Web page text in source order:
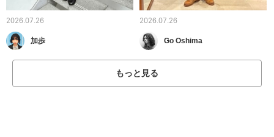
2026.07.26
加歩
2026.07.26
Go Oshima
もっと見る